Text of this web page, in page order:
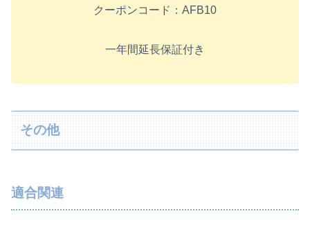
クーポンコード：AFB10
一年間延長保証付き
その他
適合関連